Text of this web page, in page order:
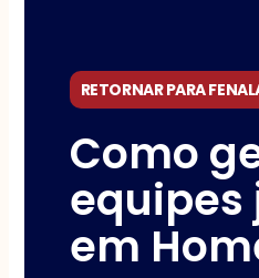
RETORNAR PARA
Como
em